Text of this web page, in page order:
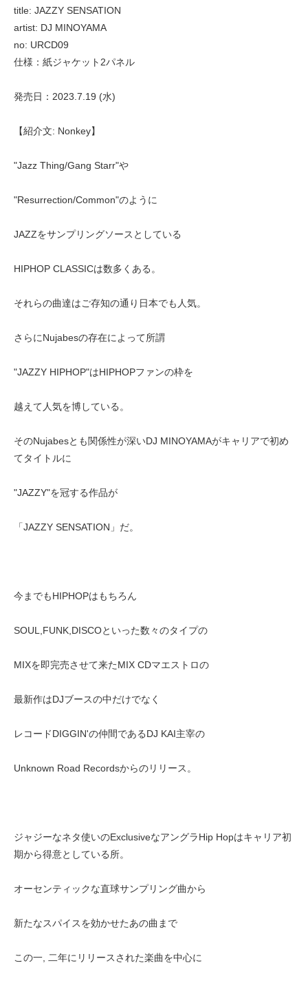
title: JAZZY SENSATION
artist: DJ MINOYAMA
no: URCD09
仕様：紙ジャケット2パネル
発売日：2023.7.19 (水)
【紹介文: Nonkey】
"Jazz Thing/Gang Starr"や
"Resurrection/Common"のように
JAZZをサンプリングソースとしている
HIPHOP CLASSICは数多くある。
それらの曲達はご存知の通り日本でも人気。
さらにNujabesの存在によって所謂
"JAZZY HIPHOP"はHIPHOPファンの枠を
越えて人気を博している。
そのNujabesとも関係性が深いDJ MINOYAMAがキャリアで初め
てタイトルに
"JAZZY"を冠する作品が
「JAZZY SENSATION」だ。
今までもHIPHOPはもちろん
SOUL,FUNK,DISCOといった数々のタイプの
MIXを即完売させて来たMIX CDマエストロの
最新作はDJブースの中だけでなく
レコードDIGGIN'の仲間であるDJ KAI主宰の
Unknown Road Recordsからのリリース。
ジャジーなネタ使いのExclusiveなアングラHip Hopはキャリア初
期から得意としている所。
オーセンティックな直球サンプリング曲から
新たなスパイスを効かせたあの曲まで
この一, 二年にリリースされた楽曲を中心に